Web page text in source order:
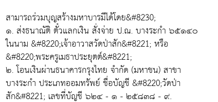
สามารถร่วมบุญสร้างมหาบารมีได้โดย&#8230;
๑. ส่งธนาณัติ ตั๋วแลกเงิน สั่งจ่าย ป.ณ. บางระกำ ๖๕๑๔๐
ในนาม &#8220;เจ้าอาวาสวัดป่าสัก&#8221; หรือ
&#8220;พระครูเมธาประยุตต์&#8221;
๒. โอนเงินผ่านธนาคารกรุงไทย จำกัด (มหาชน) สาขา
บางระกำ ประเภทออมทรัพย์ ชื่อบัญชี &#8220;วัดป่า
สัก&#8221; เลขที่บัญชี ๖๒๔ - ๑ - ๒๕๘๓๘ - ๙.